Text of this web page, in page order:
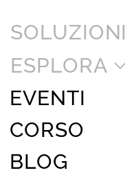
SOLUZIONI
ESPLORA
EVENTI
CORSO
BLOG